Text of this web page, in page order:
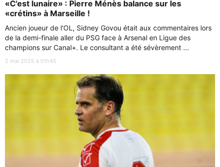
«C'est lunaire» : Pierre Ménès balance sur les
«crétins» à Marseille !
Ancien joueur de l'OL, Sidney Govou était aux commentaires lors
de la demi-finale aller du PSG face à Arsenal en Ligue des
champions sur Canal+. Le consultant a été sévèrement ...
2 mai 2025 à 01h45